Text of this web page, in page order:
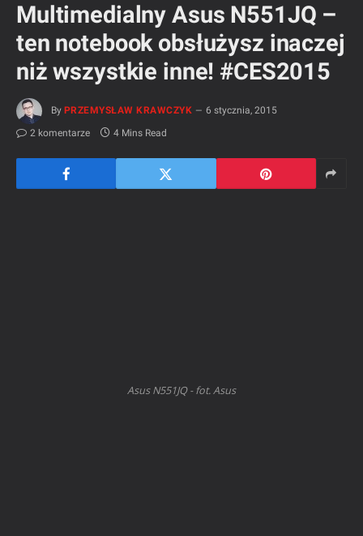
Multimedialny Asus N551JQ –
ten notebook obsłużysz inaczej
niż wszystkie inne! #CES2015
By PRZEMYSŁAW KRAWCZYK
6 stycznia, 2015
2 komentarze
4 Mins Read
Asus N551JQ - fot. Asus